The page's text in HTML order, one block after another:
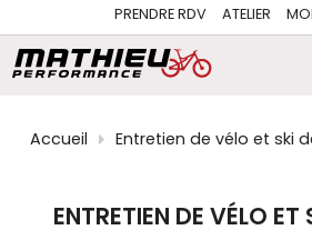
disponible.
Appuyez
pour
accéder
de
recherche
PRENDRE RDV
ATELIER
Accueil Entretien de vélo et ski
ENTRETIEN DE VÉLO ET